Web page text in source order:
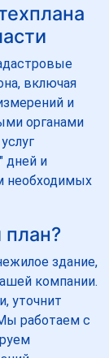
включая
и
органами
дней и
необходимых
план?
здание,
компании.
уточнит
работаем с